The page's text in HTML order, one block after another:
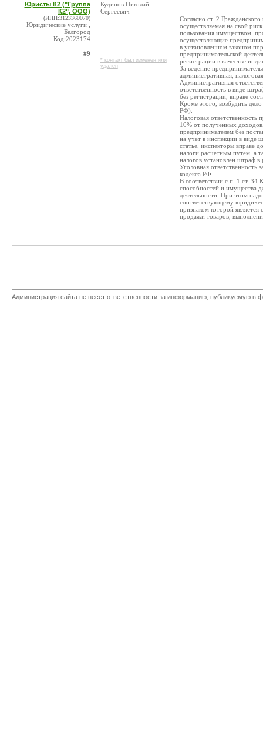
Юристы К2 ("Группа
К2", ООО)
(ИНН:3123360070)
Юридические услуги ,
Белгород
Код:2023174
#9
Кудинов Николай
Сергеевич
* контакт был изменен или
удален
Согласно ст. 2 Гражданского
осуществляемая на свой
пользования имуществом,
осуществляющие
в установленном законом
предпринимательской
регистрации в качестве
За ведение
административная,
Административная
ответственность в виде
без регистрации, вправе
Кроме этого, возбудить
РФ).
Налоговая ответственность
10% от полученных
предпринимателем без
на учет в инспекции в виде
статье, инспекторы вправе
налоги расчетным путем, а
налогов установлен штраф
Уголовная ответственность
кодекса РФ
В соответствии с п. 1 ст. 34
способностей и имущества
деятельности. При этом
соответствующему
признаком которой
продажи товаров,
Администрация сайта не несет ответственности за информацию, публикуемую